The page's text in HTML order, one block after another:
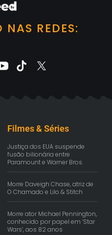
NAS REDES:
Filmes & Séries
Justiça dos EUA suspende
fusão bilionária entre
Paramount e Warner Bros.
Morre Daveigh Chase, atriz de
O Chamado e Lilo & Stitch
Morre ator Michael Pennington,
conhecido por papel em ‘Star
Wars’, aos 82 anos